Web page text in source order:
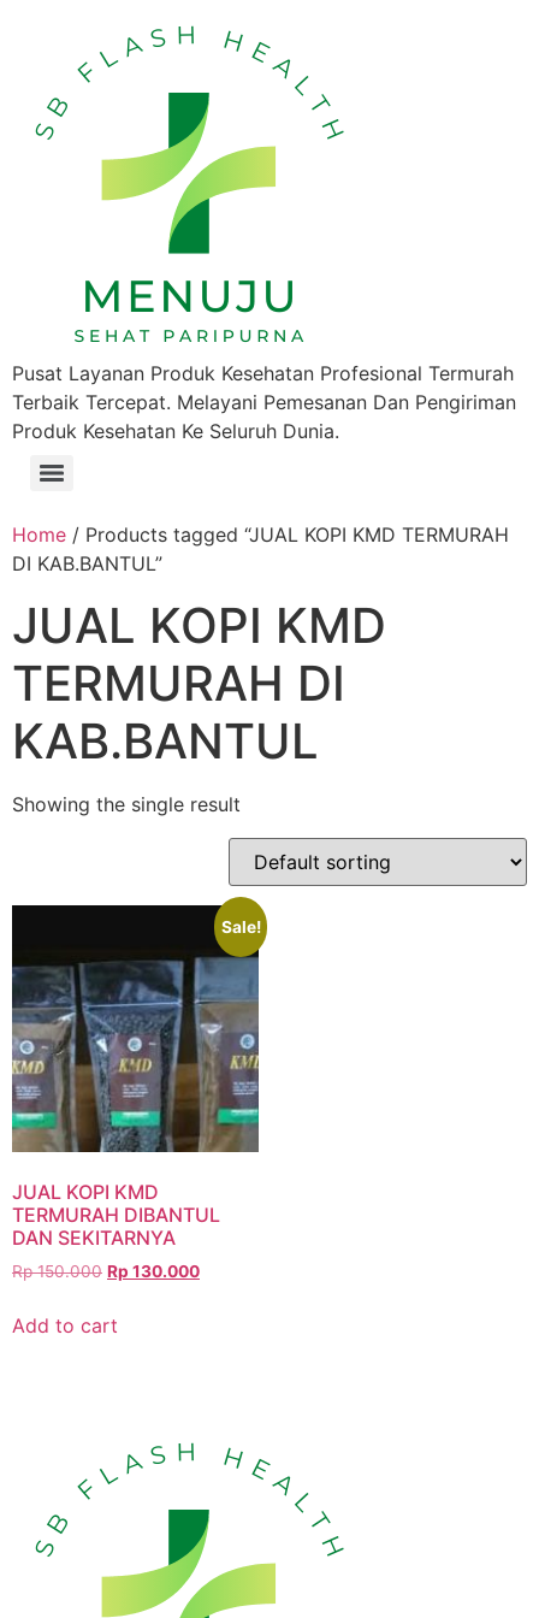
Pusat Layanan Produk Kesehatan Profesional Termurah
Terbaik Tercepat. Melayani Pemesanan Dan Pengiriman
Produk Kesehatan Ke Seluruh Dunia.
Home / Products tagged “JUAL KOPI KMD TERMURAH
DI KAB.BANTUL”
JUAL KOPI KMD
TERMURAH DI
KAB.BANTUL
Showing the single result
Sale!
JUAL KOPI KMD
TERMURAH DIBANTUL
DAN SEKITARNYA
Rp150.000 Rp 130.000
Add to cart